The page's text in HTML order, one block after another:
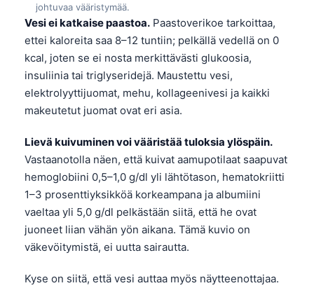
johtuvaa vääristymää.
Vesi ei katkaise paastoa. Paastoverikoe tarkoittaa,
ettei kaloreita saa 8–12 tuntiin; pelkällä vedellä on 0
kcal, joten se ei nosta merkittävästi glukoosia,
insuliinia tai triglyseridejä. Maustettu vesi,
elektrolyyttijuomat, mehu, kollageenivesi ja kaikki
makeutetut juomat ovat eri asia.
Lievä kuivuminen voi vääristää tuloksia ylöspäin.
Vastaanotolla näen, että kuivat aamupotilaat saapuvat
hemoglobiini 0,5–1,0 g/dl yli lähtötason, hematokriitti
1–3 prosenttiyksikköä korkeampana ja albumiini
vaeltaa yli 5,0 g/dl pelkästään siitä, että he ovat
juoneet liian vähän yön aikana. Tämä kuvio on
väkevöitymistä, ei uutta sairautta.
Kyse on siitä, että vesi auttaa myös näytteenottajaa.